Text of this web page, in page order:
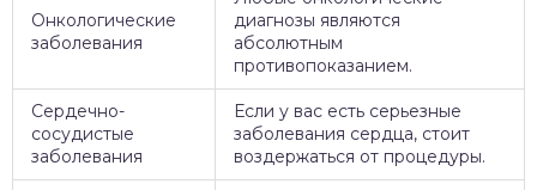
Онкологические
заболевания
диагнозы являются
абсолютным
противопоказанием.
Сердечно-
сосудистые
заболевания
Если у вас есть серьезные
заболевания сердца, стоит
воздержаться от процедуры.